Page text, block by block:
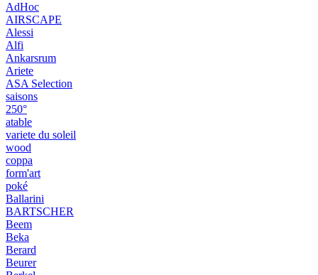
AdHoc
AIRSCAPE
Alessi
Alfi
Ankarsrum
Ariete
ASA Selection
saisons
250°
atable
variete du soleil
wood
coppa
form'art
poké
Ballarini
BARTSCHER
Beem
Beka
Berard
Beurer